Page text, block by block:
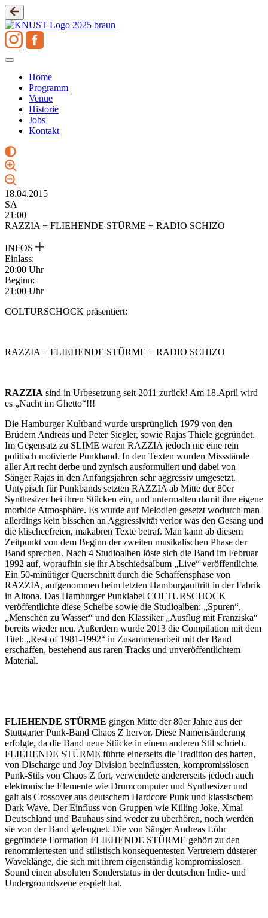
Zum
Inhalt
springen
Home
Programm
Venue
Historie
Jobs
Kontakt
18.04.2015
SA
21:00
RAZZIA + FLIEHENDE STÜRME + RADIO SCHIZO
INFOS
Einlass:
20:00 Uhr
Beginn:
21:00 Uhr
COLTURSCHOCK präsentiert:
RAZZIA + FLIEHENDE STÜRME + RADIO SCHIZO
RAZZIA sind in Urbesetzung seit 2011 zurück! Am 18.April wird
es „Nacht im Ghetto“!!!
Die Hamburger Kultband wurde ursprünglich 1979 von den
Brüdern Andreas und Peter Siegler, sowie Rajas Thiele gegründet.
Im Gegensatz zu SLIME waren RAZZIA jedoch nie eine rein
politisch motivierte Punkband. In den Texten wurden Missstände
aller Art recht derbe und zynisch ausformuliert und dabei von
Sänger Rajas in den Anfangsjahren sehr aggressiv umgesetzt.
Untypisch für Punkbands setzten RAZZIA ab Mitte der 80er
Synthesizer bei ihren Stücken ein, und untermalten damit ihre eigene
morbide Atmosphäre. Es wurde auf Melodien gesetzt wodurch man
allerdings kein bisschen an Aggressivität verlor was den Gesang und
die klischeefreien, makabren Texte betraf. Man kann ab diesem
Zeitpunkt von dem Beginn der zweiten musikalischen Phase der
Band sprechen. Nach 4 Studioalben löste sich die Band im Februar
1992 auf, woraufhin sie ihr Abschiedsalbum „Live“ veröffentlichte.
Ein 50-minütiger Querschnitt durch die Schaffensphase von
RAZZIA, aufgenommen beim letzten Hamburgauftritt in der Fabrik
in Altona. Das Hamburger Punklabel COLTURSCHOCK
veröffentlichte diese Scheibe sowie die Studioalben: „Spuren“,
„Menschen zu Wasser“ und den Klassiker „Ausflug mit Franziska“
bereits wieder neu. Außerdem wurde 2013 die Compilation mit dem
Titel: „Rest of 1981-1992“ in Zusammenarbeit mit der Band
erschaffen, bestehend aus raren Tracks und unveröffentlichtem
Material.
FLIEHENDE STÜRME gingen Mitte der 80er Jahre aus der
Stuttgarter Punk-Band Chaos Z hervor. Diese Namensänderung
erfolgte, da die Band neue Stücke in einem anderen Stil schrieb.
FLIEHENDE STÜRME führte einerseits die Tradition des harten,
von Discharge und Joy Division beeinflussten, kompromisslosen
Punk-Stils von Chaos Z fort, verwendete andererseits jedoch auch
elektronische Elemente wie Drumcomputer und Synthesizer und
galt als Crossover aus deutschem Hardcore Punk und klassischem
Dark Wave. Der Einfluss von Gruppen wie Killing Joke, Xmal
Deutschland und Bauhaus sind weder zu überhören, noch werden
sie von der Band geleugnet. Die von Sänger Andreas Löhr
gegründete Formation FLIEHENDE STÜRME gehört zu den
renommiertesten und stilistisch konsequentesten Vertretern düsterer
Waveklänge, die sich mit ihrem eigenständig kompromisslosen
Sound einen absoluten Sonderstatus in der deutschen Indie- und
Undergroundszene erspielt hat.